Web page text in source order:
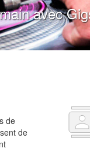
avec
de
de